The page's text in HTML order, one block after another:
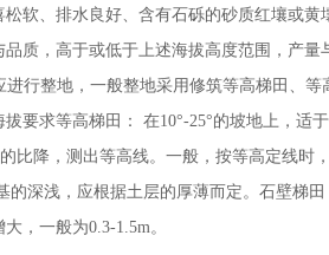
软、排水良好、含有石砾的砂质红壤或
质，高于或低于上述海拔高度范围，产量
行整地，一般整地采用修筑等高梯田、等
拔要求等高梯田： 在10°-25°的坡地上，适
比降，测出等高线。一般，按等高定线时
的深浅，应根据土层的厚薄而定。石壁梯
，一般为0.3-1.5m。